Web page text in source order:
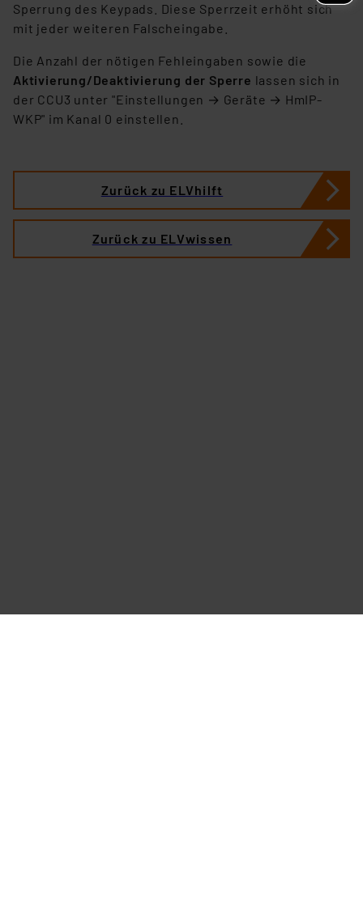
Sperrung des Keypads. Diese Sperrzeit erhöht sich
mit jeder weiteren Falscheingabe.
Die Anzahl der nötigen Fehleingaben sowie die
Aktivierung/Deaktivierung der Sperre lassen sich in
der CCU3 unter "Einstellungen → Geräte → HmIP-
WKP" im Kanal 0 einstellen.
Zurück zu ELVhilft
Zurück zu ELVwissen